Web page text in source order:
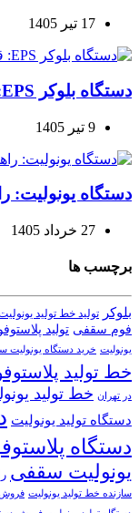
17 تیر 1405
دستگاه بلوکر EPS: قلب تپنده خط تولید پلاستوفوم
9 تیر 1405
دستگاه یونولیت:
27 خرداد 1405
برچسب ها
بلوکر تولید خط تولید
فوم سقفی تولید
یونولیت خرید دستگاه یونولیت
خط تولید
در تهران خط تولید
دستگاه تولید یونولیت
دستگاه
یونولیت سقفی
سازنده خط تولید یونولیت فروش